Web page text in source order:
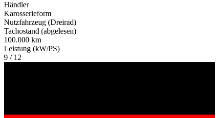
Händler
Karosserieform
Nutzfahrzeug (Dreirad)
Tachostand (abgelesen)
100.000 km
Leistung (kW/PS)
9 / 12